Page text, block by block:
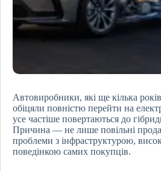
Автовиробники, які ще кілька
обіцяли повністю перейти на
усе частіше повертаються до
Причина — не лише повільні
проблеми з інфраструктурою,
поведінкою самих покупців.